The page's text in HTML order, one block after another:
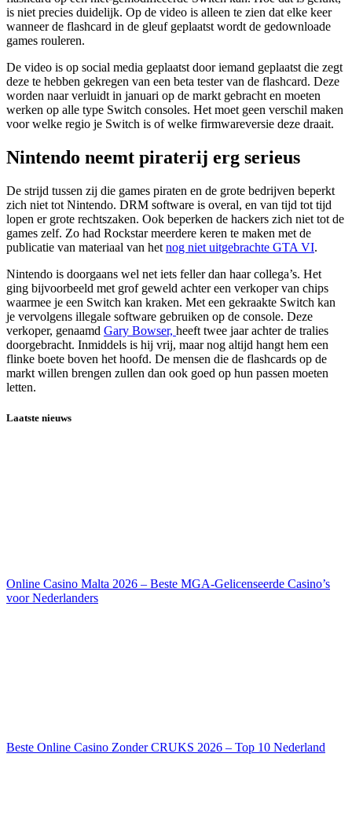
is niet precies duidelijk. Op de video is alleen te zien dat elke keer
wanneer de flashcard in de gleuf geplaatst wordt de gedownloade
games rouleren.
De video is op social media geplaatst door iemand geplaatst die zegt
deze te hebben gekregen van een beta tester van de flashcard. Deze
worden naar verluidt in januari op de markt gebracht en moeten
werken op alle type Switch consoles. Het moet geen verschil maken
voor welke regio je Switch is of welke firmwareversie deze draait.
Nintendo neemt piraterij erg serieus
De strijd tussen zij die games piraten en de grote bedrijven beperkt
zich niet tot Nintendo. DRM software is overal, en van tijd tot tijd
lopen er grote rechtszaken. Ook beperken de hackers zich niet tot de
games zelf. Zo had Rockstar meerdere keren te maken met de
publicatie van materiaal van het nog niet uitgebrachte GTA VI.
Nintendo is doorgaans wel net iets feller dan haar collega’s. Het
ging bijvoorbeeld met grof geweld achter een verkoper van chips
waarmee je een Switch kan kraken. Met een gekraakte Switch kan
je vervolgens illegale software gebruiken op de console. Deze
verkoper, genaamd Gary Bowser, heeft twee jaar achter de tralies
doorgebracht. Inmiddels is hij vrij, maar nog altijd hangt hem een
flinke boete boven het hoofd. De mensen die de flashcards op de
markt willen brengen zullen dan ook goed op hun passen moeten
letten.
Laatste nieuws
Online Casino Malta 2026 – Beste MGA-Gelicenseerde Casino’s
voor Nederlanders
Beste Online Casino Zonder CRUKS 2026 – Top 10 Nederland